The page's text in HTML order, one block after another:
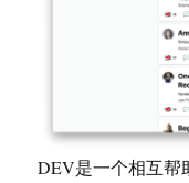
DEV是一个相互帮